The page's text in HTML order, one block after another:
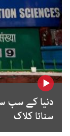
دنیا کے سب
سناتا کلاک